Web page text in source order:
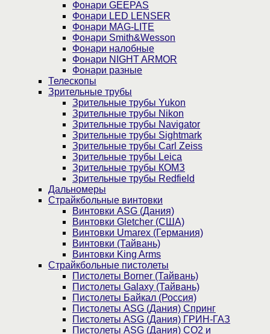
Фонари GEEPAS
Фонари LED LENSER
Фонари MAG-LITE
Фонари Smith&Wesson
Фонари налобные
Фонари NIGHT ARMOR
Фонари разные
Телескопы
Зрительные трубы
Зрительные трубы Yukon
Зрительные трубы Nikon
Зрительные трубы Navigator
Зрительные трубы Sightmark
Зрительные трубы Carl Zeiss
Зрительные трубы Leica
Зрительные трубы КОМЗ
Зрительные трубы Redfield
Дальномеры
Страйкбольные винтовки
Винтовки ASG (Дания)
Винтовки Gletcher (США)
Винтовки Umarex (Германия)
Винтовки (Тайвань)
Винтовки King Arms
Страйкбольные пистолеты
Пистолеты Borner (Тайвань)
Пистолеты Galaxy (Тайвань)
Пистолеты Байкал (Россия)
Пистолеты ASG (Дания) Спринг
Пистолеты ASG (Дания) ГРИН-ГАЗ
Пистолеты ASG (Дания) CO2 и